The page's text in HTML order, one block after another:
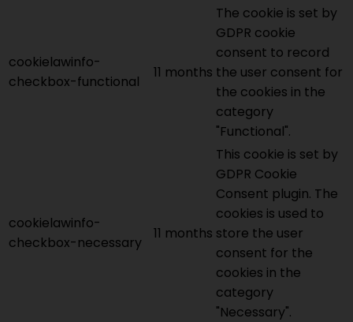
cookielawinfo-
checkbox-functional
11 months
The cookie is set by
GDPR cookie
consent to record
the user consent for
the cookies in the
category
"Functional".
cookielawinfo-
checkbox-necessary
11 months
This cookie is set by
GDPR Cookie
Consent plugin. The
cookies is used to
store the user
consent for the
cookies in the
category
"Necessary".